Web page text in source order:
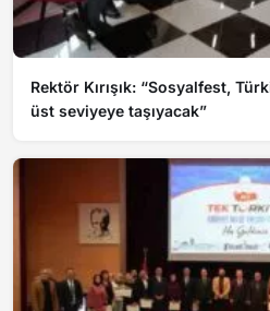
Rektör Kırışık: “Sosyalfest,
üst seviyeye taşıyacak”